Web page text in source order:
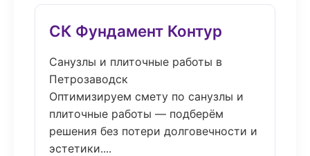
СК Фундамент Контур
Санузлы и плиточные работы в
Петрозаводск
Оптимизируем смету по санузлы и
плиточные работы — подберём
решения без потери долговечности и
эстетики....